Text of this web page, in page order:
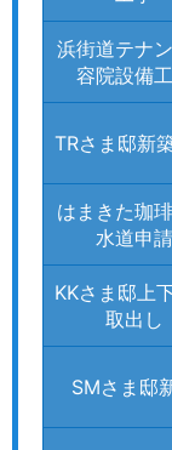
浜街道テナ
容院設備
TRさま邸新
はまきた珈
水道申請
KKさま邸上
取出し
SMさま邸